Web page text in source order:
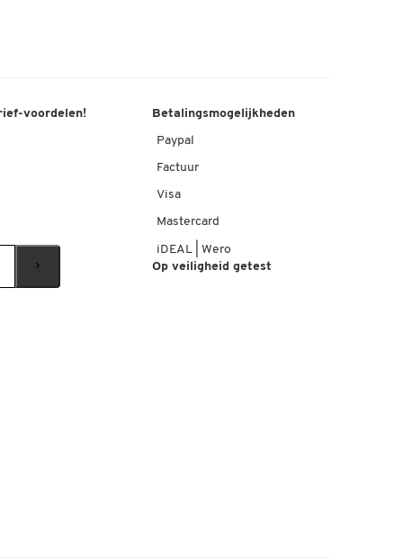
voordelen! Betalingsmogelijkheden
Paypal
Factuur
Visa
Mastercard
iDEAL | Wero
Op veiligheid getest